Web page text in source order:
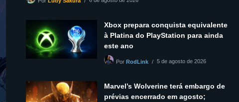
Xbox prepara conquista equivalente
à Platina do PlayStation para ainda
este ano
PorRodLink 5 de agosto de 2026
Marvel’s Wolverine terá embargo de
prévias encerrado em agosto;